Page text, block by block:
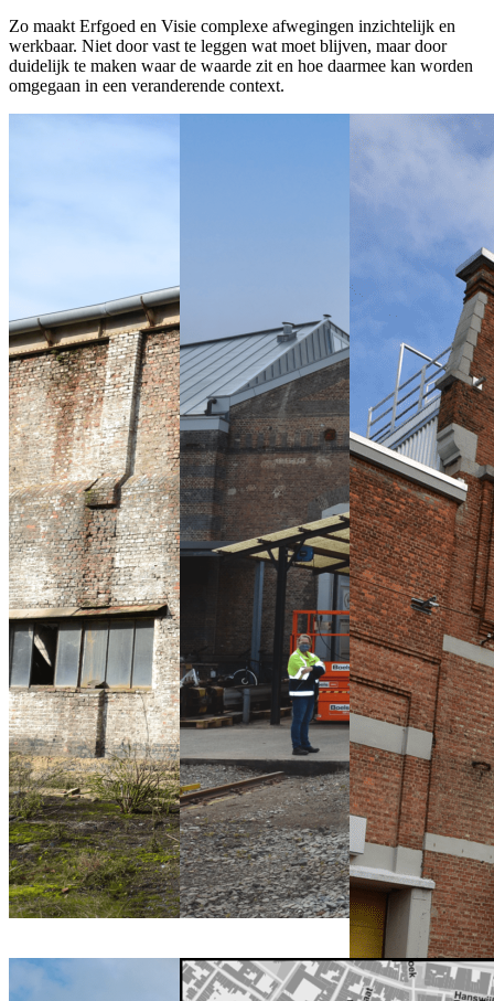
Zo maakt Erfgoed en Visie complexe afwegingen inzichtelijk en
werkbaar. Niet door vast te leggen wat moet blijven, maar door
duidelijk te maken waar de waarde zit en hoe daarmee kan worden
omgegaan in een veranderende context.